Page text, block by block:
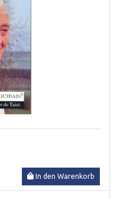
In den Warenkorb